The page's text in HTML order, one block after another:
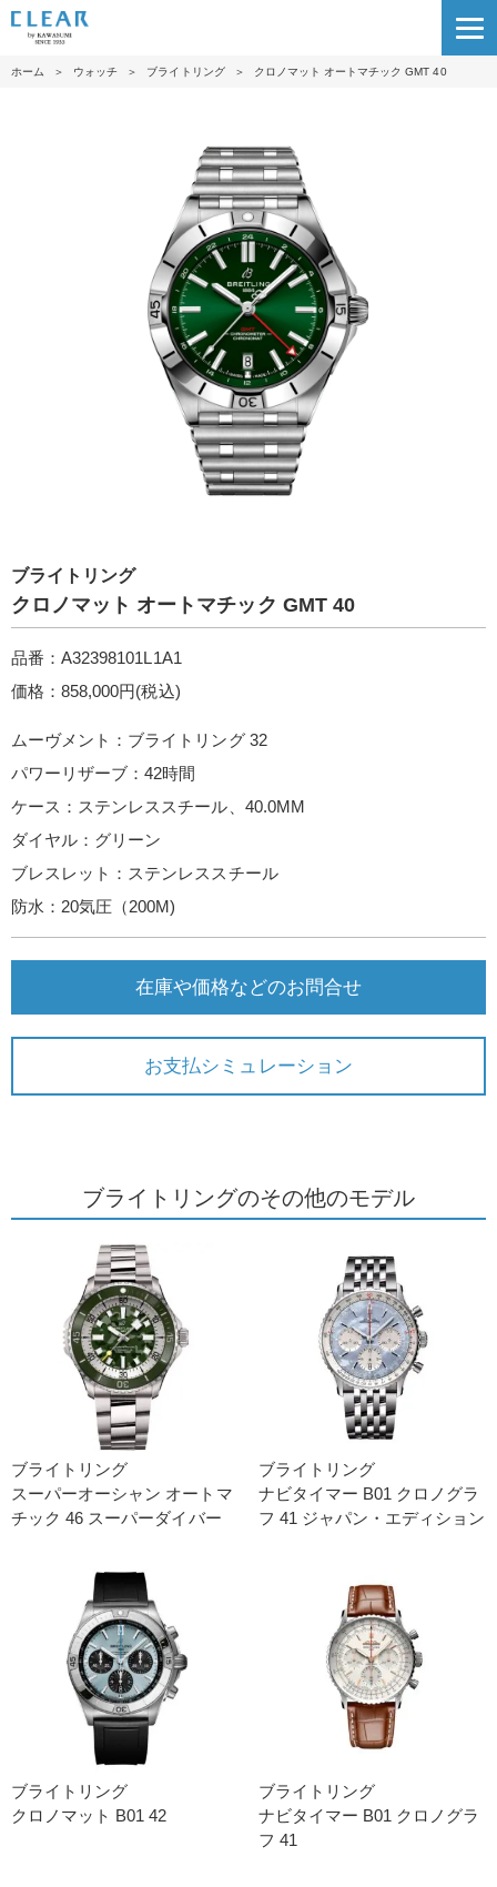
ホーム ＞ ウォッチ ＞ ブライトリング ＞ クロノマット オートマチック GMT 40
ブライトリング
クロノマット オートマチック GMT 40
品番：A32398101L1A1
価格：858,000円(税込)
ムーヴメント：ブライトリング 32
パワーリザーブ：42時間
ケース：ステンレススチール、40.0MM
ダイヤル：グリーン
ブレスレット：ステンレススチール
防水：20気圧（200M)
在庫や価格などのお問合せ
お支払シミュレーション
ブライトリングのその他のモデル
ブライトリング
スーパーオーシャン オートマ
チック 46 スーパーダイバー
ブライトリング
ナビタイマー B01 クロノグラ
フ 41 ジャパン・エディション
ブライトリング
クロノマット B01 42
ブライトリング
ナビタイマー B01 クロノグラ
フ 41